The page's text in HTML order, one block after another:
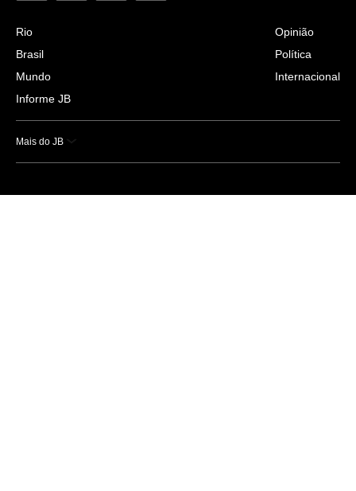
Rio
Brasil
Mundo
Informe JB
Opinião
Política
Internacional
Mais do JB
Esportes